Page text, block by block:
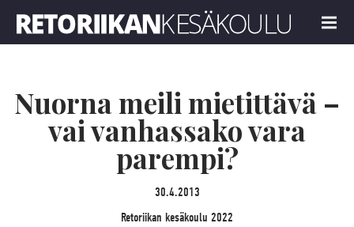
MENU
Nuorna meili mietittävä –
vai vanhassako vara
parempi?
30.4.2013
Retoriikan kesäkoulu 2022